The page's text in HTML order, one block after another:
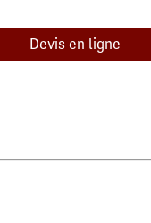
Devis en ligne